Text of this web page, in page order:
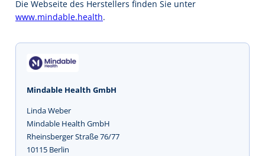
Die Webseite des Herstellers finden Sie unter
www.mindable.health.
Mindable Health GmbH
Linda Weber
Mindable Health GmbH
Rheinsberger Straße 76/77
10115 Berlin